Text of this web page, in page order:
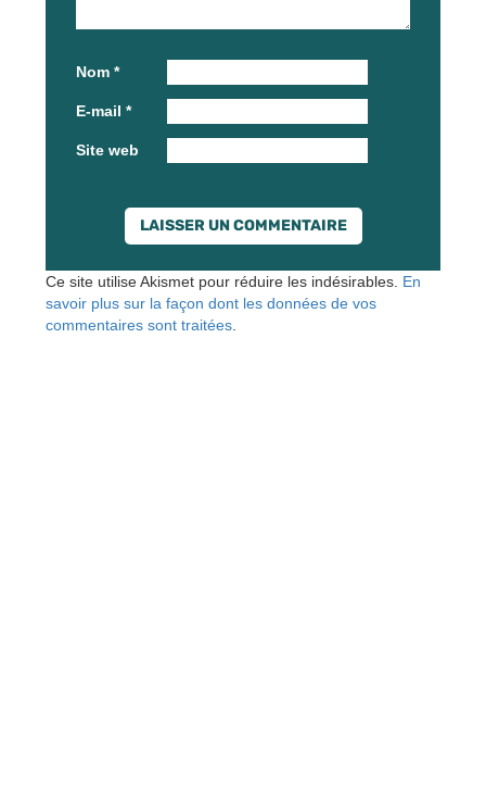
Nom *
E-mail *
Site web
Ce site utilise Akismet pour réduire les indésirables. En
savoir plus sur la façon dont les données de vos
commentaires sont traitées